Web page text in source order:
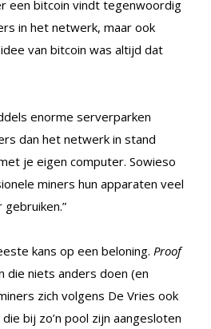
een bitcoin vindt tegenwoordig
in het netwerk, maar ook
van bitcoin was altijd dat
enorme serverparken
dan het netwerk in stand
je eigen computer. Sowieso
miners hun apparaten veel
kans op een beloning. Proof
die niets anders doen (en
zich volgens De Vries ook
bij zo’n pool zijn aangesloten